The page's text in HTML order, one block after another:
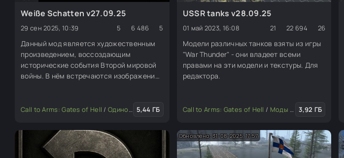
Weiße Schatten v27.09.25
29 сен 2025, 10:39 5 6 486 5
Данный мод является художественным
произведением, воссоздающим
исторические события Второй мировой
войны. В нём встречаются изображения,
включая части СС.
Call to Arms: Gates of Hell /Одиночные миссии Совместные миссии
5,44 ГБ
USSR tanks v28.09.25
01 май 2023, 16:08 21 22 694 26
Модели различных танков взяты из игры
"War Thunder" - они владеет всеми
правами на эти модели и текстуры. Для
редактора.
Call to Arms: Gates of Hell / Моды для редактора 3,92 ГБ
Обновлено: 31-08-2025, 17:57